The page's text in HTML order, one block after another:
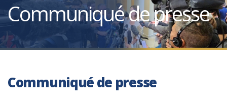
Communiqué de presse
Communiqué de presse